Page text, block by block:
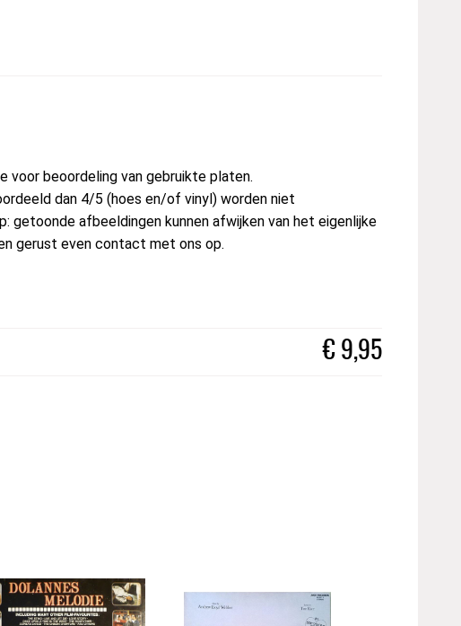
voor beoordeling van gebruikte platen.
dan 4/5 (hoes en/of vinyl) worden niet
getoonde afbeeldingen kunnen afwijken van het eigenlijke
gerust even contact met ons op.
€ 9,95